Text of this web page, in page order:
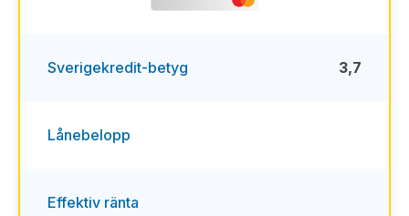
Sverigekredit-betyg 3,7
Lånebelopp
Effektiv ränta